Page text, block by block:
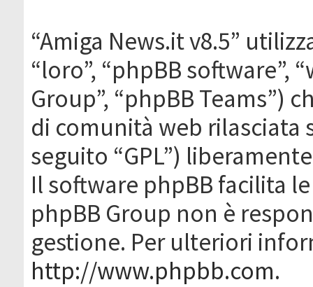
“Amiga News.it v8.5”
“loro”, “phpBB software”,
Group”, “phpBB Teams”)
di comunità web rilasciata
seguito “GPL”)
Il software phpBB facilita
phpBB Group non è
gestione. Per ulteriori
http://www.phpbb.com.